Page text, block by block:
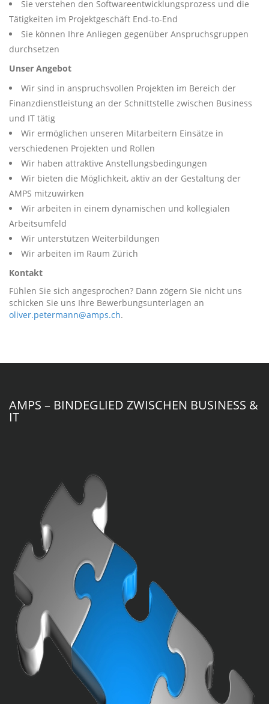
Sie verstehen den Softwareentwicklungsprozess und die
Tätigkeiten im Projektgeschäft End-to-End
Sie können Ihre Anliegen gegenüber Anspruchsgruppen
durchsetzen
Unser Angebot
Wir sind in anspruchsvollen Projekten im Bereich der
Finanzdienstleistung an der Schnittstelle zwischen Business
und IT tätig
Wir ermöglichen unseren Mitarbeitern Einsätze in
verschiedenen Projekten und Rollen
Wir haben attraktive Anstellungsbedingungen
Wir bieten die Möglichkeit, aktiv an der Gestaltung der
AMPS mitzuwirken
Wir arbeiten in einem dynamischen und kollegialen
Arbeitsumfeld
Wir unterstützen Weiterbildungen
Wir arbeiten im Raum Zürich
Kontakt
Fühlen Sie sich angesprochen? Dann zögern Sie nicht uns
schicken Sie uns Ihre Bewerbungsunterlagen an
oliver.petermann@amps.ch.
AMPS – BINDEGLIED ZWISCHEN BUSINESS &
IT